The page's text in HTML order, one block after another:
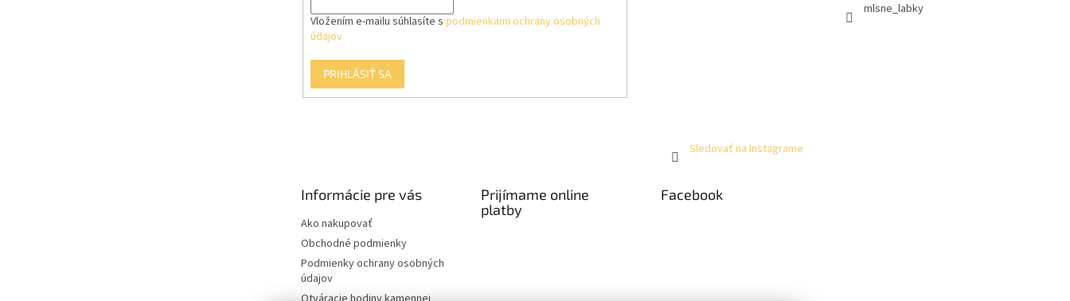
Vložením e-mailu súhlasíte s podmienkami ochrany osobných
údajov
PRIHLÁSIŤ SA
Sledovať na Instagrame
mlsne_labky
Informácie pre vás
Ako nakupovať
Obchodné podmienky
Podmienky ochrany osobných
údajov
Prijímame online
platby
Facebook